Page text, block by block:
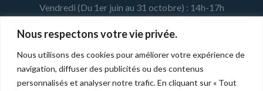
Nous respectons votre vie privée.
Nous utilisons des cookies pour améliorer votre expérience de
navigation, diffuser des publicités ou des contenus
personnalisés et analyser notre trafic. En cliquant sur « Tout
Vendredi (Du 1er juin au 31 octobre) : 14h-17h
MENTIONS LÉGALES ET CRÉDITS
Développé par laFédération Léo Lagrangepour l'association
affiliée. |Mentions légales